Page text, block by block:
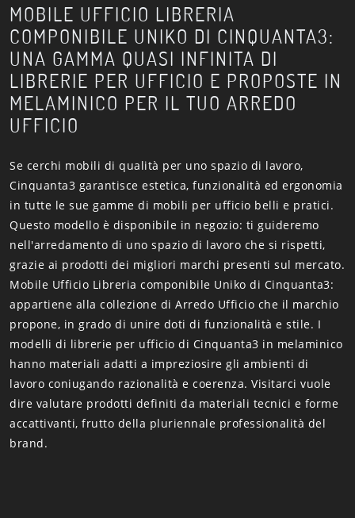
MOBILE UFFICIO LIBRERIA
COMPONIBILE UNIKO DI CINQUANTA3:
UNA GAMMA QUASI INFINITA DI
LIBRERIE PER UFFICIO E PROPOSTE IN
MELAMINICO PER IL TUO ARREDO
UFFICIO
Se cerchi mobili di qualità per uno spazio di lavoro,
Cinquanta3 garantisce estetica, funzionalità ed ergonomia
in tutte le sue gamme di mobili per ufficio belli e pratici.
Questo modello è disponibile in negozio: ti guideremo
nell'arredamento di uno spazio di lavoro che si rispetti,
grazie ai prodotti dei migliori marchi presenti sul mercato.
Mobile Ufficio Libreria componibile Uniko di Cinquanta3:
appartiene alla collezione di Arredo Ufficio che il marchio
propone, in grado di unire doti di funzionalità e stile. I
modelli di librerie per ufficio di Cinquanta3 in melaminico
hanno materiali adatti a impreziosire gli ambienti di
lavoro coniugando razionalità e coerenza. Visitarci vuole
dire valutare prodotti definiti da materiali tecnici e forme
accattivanti, frutto della pluriennale professionalità del
brand.